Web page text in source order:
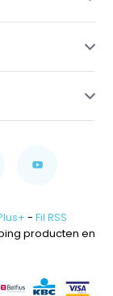
- Fil RSS
producten en